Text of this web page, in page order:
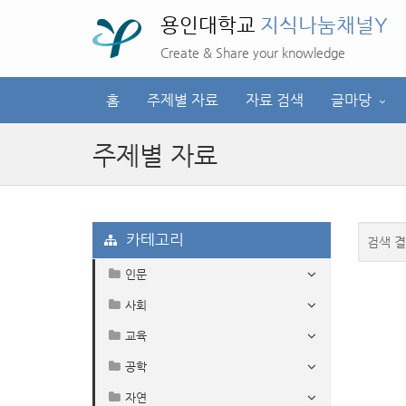
용인대학교 지식나눔채널Y
Create & Share your knowledge
홈 주제별 자료 자료 검색 글마당
주제별 자료
카테고리
인문
사회
교육
공학
자연
검색